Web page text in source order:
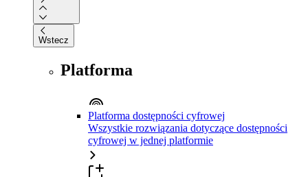
Wstecz
Platforma
Platforma dostępności cyfrowej
Wszystkie rozwiązania dotyczące dostępności
cyfrowej w jednej platformie